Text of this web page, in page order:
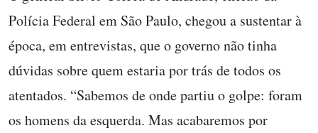
Polícia Federal em São Paulo, chegou a sustentar à
época, em entrevistas, que o governo não tinha
dúvidas sobre quem estaria por trás de todos os
atentados. “Sabemos de onde partiu o golpe: foram
os homens da esquerda. Mas acabaremos por